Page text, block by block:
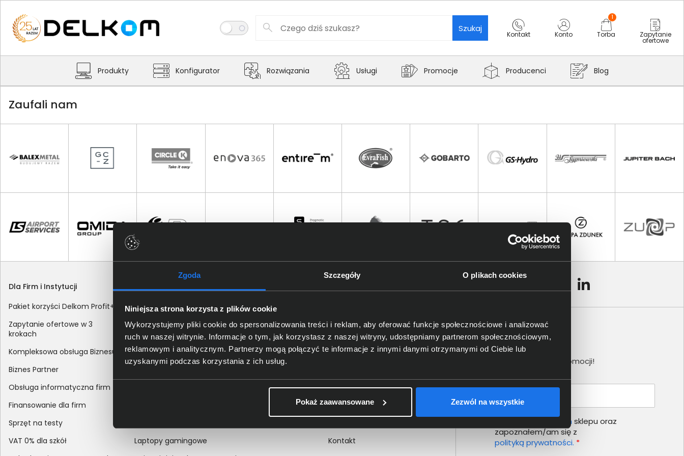
Zgoda Szczegóły O plikach cookies
Niniejsza strona korzysta z plików cookie
Wykorzystujemy pliki cookie do spersonalizowania treści i reklam, aby oferować funkcje społecznościowe i analizować
ruch w naszej witrynie. Informacje o tym, jak korzystasz z naszej witryny, udostępniamy partnerom społecznościowym,
reklamowym i analitycznym. Partnerzy mogą połączyć te informacje z innymi danymi otrzymanymi od Ciebie lub
uzyskanymi podczas korzystania z ich usług.
Pokaż zaawansowane Zezwól na wszystkie
Szukaj
Kontakt Konto
1
Torba Zapytanie
ofertowe
Produkty Konfigurator Rozwiązania Usługi Promocje Producenci Blog
Zaufali nam
Dla Firm i Instytucji
Pakiet korzyści Delkom Profit+
Zapytanie ofertowe w 3
krokach
Kompleksowa obsługa Biznesu
Biznes Partner
Obsługa informatyczna firm
Finansowanie dla firm
Sprzęt na testy
VAT 0% dla szkół
Zakupy
Sposoby dostawy
Metody płatności
Zakup z dofinansowaniem
Odroczony termin płatności
Korekta danych nabywcy na dokumencie
Laptopy gamingowe
Certyfikaty i autoryzacje
Nagrody i wyróżnienia
Polityka prywatności
wewnętrznych
Kontakt
Newsletter
Nie przegap żadnej promocji!
regulamin sklepu oraz
zapoznałem/am się z
polityką prywatności. *